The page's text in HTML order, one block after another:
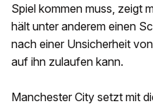
Spiel kommen muss, zeigt
hält unter anderem einen
nach einer Unsicherheit
auf ihn zulaufen kann.
Manchester City setzt mit